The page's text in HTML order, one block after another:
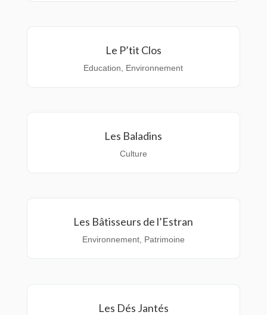
Le P’tit Clos
Education Environnement
Les Baladins
Culture
Les Bâtisseurs de l’Estran
Environnement, Patrimoine
Les Dés Jantés